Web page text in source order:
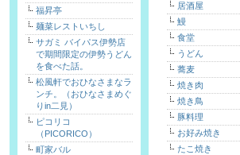
福昇亭
麺菜レストいちし
サガミ バイパス伊勢店
で期間限定の伊勢うどん
を食べた話。
松風軒でおひなさまなラ
ンチ。（おひなさまめぐ
りin二見）
ピコリコ
（PICORICO）
町家バル
居酒屋
鰻
食堂
うどん
蕎麦
焼き肉
焼き鳥
豚料理
お好み焼き
たこ焼き